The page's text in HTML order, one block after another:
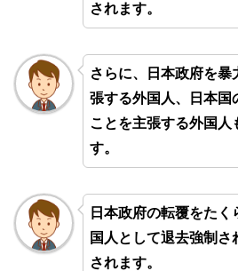
されます。
さらに、日本政府を
張する外国人、日本国
ことを主張する外国人
す。
日本政府の転覆をた
国人として退去強制
されます。